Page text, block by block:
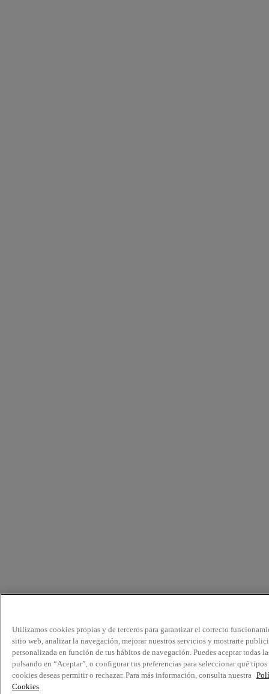
Utilizamos cookies propias y de terceros para garantizar el correcto
sitio web, analizar la navegación, mejorar nuestros servicios y mostrarte
personalizada en función de tus hábitos de navegación. Puedes aceptar todas
pulsando en “Aceptar”, o configurar tus preferencias para seleccionar qué tipos
cookies deseas permitir o rechazar. Para más información, consulta nuestra
Cookies